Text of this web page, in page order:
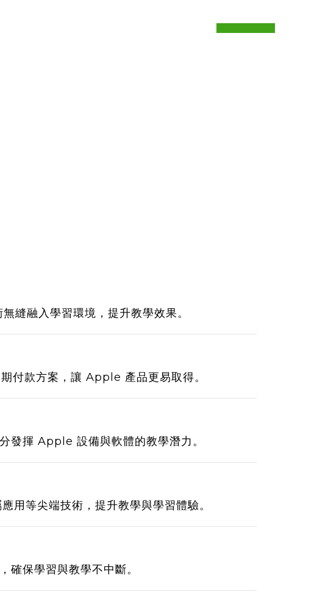
prev next
縫融入學習環境，提升教學效果。
付款方案，讓 Apple 產品更易取得。
發揮 Apple 設備與軟體的教學潛力。
等尖端技術，提升教學與學習體驗。
確保學習與教學不中斷。